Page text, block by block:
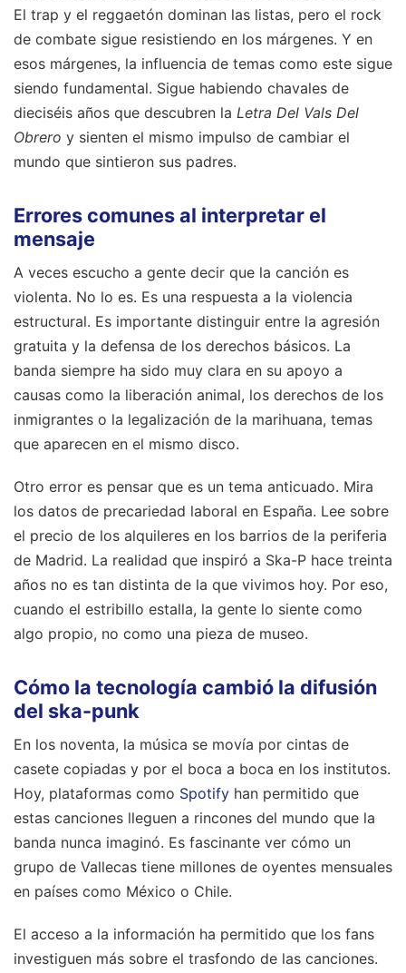
El trap y el reggaetón dominan las listas, pero el rock
de combate sigue resistiendo en los márgenes. Y en
esos márgenes, la influencia de temas como este sigue
siendo fundamental. Sigue habiendo chavales de
dieciséis años que descubren la Letra Del Vals Del
Obrero y sienten el mismo impulso de cambiar el
mundo que sintieron sus padres.
Errores comunes al interpretar el
mensaje
A veces escucho a gente decir que la canción es
violenta. No lo es. Es una respuesta a la violencia
estructural. Es importante distinguir entre la agresión
gratuita y la defensa de los derechos básicos. La
banda siempre ha sido muy clara en su apoyo a
causas como la liberación animal, los derechos de los
inmigrantes o la legalización de la marihuana, temas
que aparecen en el mismo disco.
Otro error es pensar que es un tema anticuado. Mira
los datos de precariedad laboral en España. Lee sobre
el precio de los alquileres en los barrios de la periferia
de Madrid. La realidad que inspiró a Ska-P hace treinta
años no es tan distinta de la que vivimos hoy. Por eso,
cuando el estribillo estalla, la gente lo siente como
algo propio, no como una pieza de museo.
Cómo la tecnología cambió la difusión
del ska-punk
En los noventa, la música se movía por cintas de
casete copiadas y por el boca a boca en los institutos.
Hoy, plataformas como Spotify han permitido que
estas canciones lleguen a rincones del mundo que la
banda nunca imaginó. Es fascinante ver cómo un
grupo de Vallecas tiene millones de oyentes mensuales
en países como México o Chile.
El acceso a la información ha permitido que los fans
investiguen más sobre el trasfondo de las canciones.